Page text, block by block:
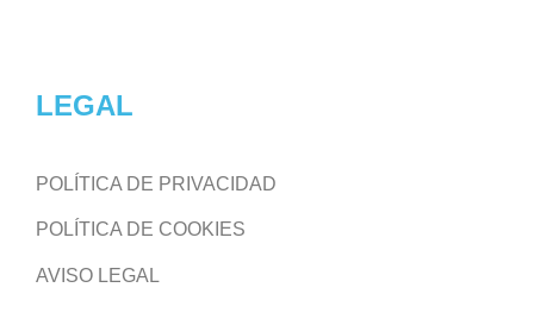
LEGAL
POLÍTICA DE PRIVACIDAD
POLÍTICA DE COOKIES
AVISO LEGAL